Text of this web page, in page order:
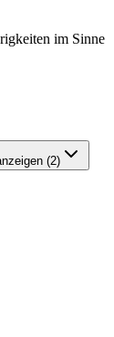
im Sinne
(2)